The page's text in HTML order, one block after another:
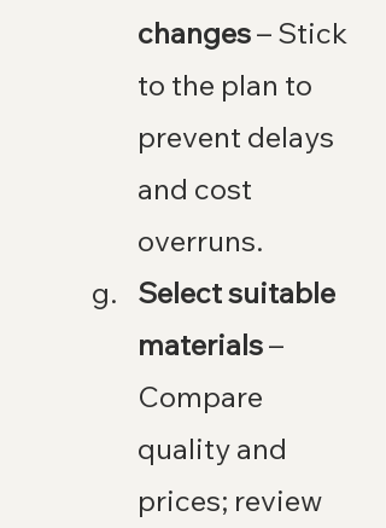
changes – Stick
to the plan to
prevent delays
and cost
overruns.
Select suitable
materials –
Compare
quality and
prices; review